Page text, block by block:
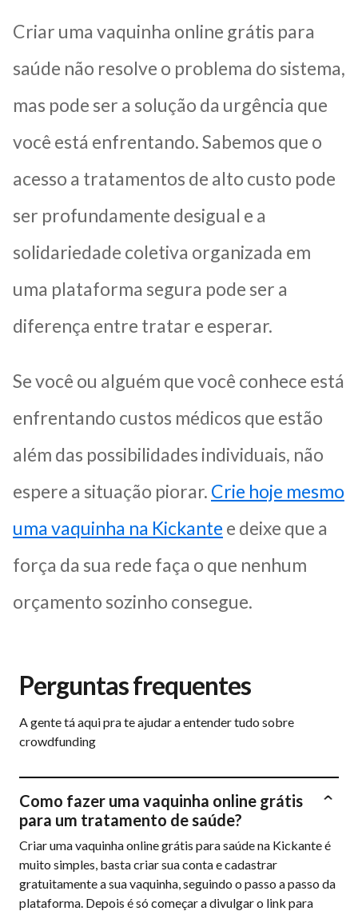
Criar uma vaquinha online grátis para
saúde não resolve o problema do sistema,
mas pode ser a solução da urgência que
você está enfrentando. Sabemos que o
acesso a tratamentos de alto custo pode
ser profundamente desigual e a
solidariedade coletiva organizada em
uma plataforma segura pode ser a
diferença entre tratar e esperar.
Se você ou alguém que você conhece está
enfrentando custos médicos que estão
além das possibilidades individuais, não
espere a situação piorar. Crie hoje mesmo
uma vaquinha na Kickante e deixe que a
força da sua rede faça o que nenhum
orçamento sozinho consegue.
Perguntas frequentes
A gente tá aqui pra te ajudar a entender tudo sobre
crowdfunding
Como fazer uma vaquinha online grátis
para um tratamento de saúde?
Criar uma vaquinha online grátis para saúde na Kickante é
muito simples, basta criar sua conta e cadastrar
gratuitamente a sua vaquinha, seguindo o passo a passo da
plataforma. Depois é só começar a divulgar o link para